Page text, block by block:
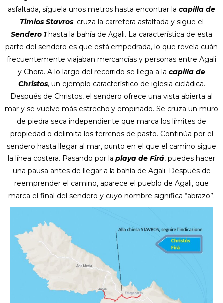
asfaltada, síguela unos metros hasta encontrar la capilla de
Timios Stavros; cruza la carretera asfaltada y sigue el
Sendero 1hasta la bahía de Agali. La característica de esta
parte del sendero es que está empedrada, lo que revela cuán
frecuentemente viajaban mercancías y personas entre Agali
y Chora. A lo largo del recorrido se llega a la capilla de
Christos, un ejemplo característico de iglesia cicládica.
Después de Christos, el sendero ofrece una vista abierta al
mar y se vuelve más estrecho y empinado. Se cruza un muro
de piedra seca independiente que marca los límites de
propiedad o delimita los terrenos de pasto. Continúa por el
sendero hasta llegar al mar, punto en el que el camino sigue
la línea costera. Pasando por la playa de Firá, puedes hacer
una pausa antes de llegar a la bahía de Agali. Después de
reemprender el camino, aparece el pueblo de Agali, que
marca el final del sendero y cuyo nombre significa “abrazo”.